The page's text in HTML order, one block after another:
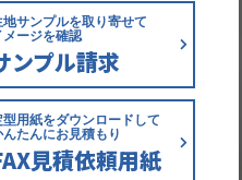
地サンプルを取り寄せて
メージを確認
ンプル請求
型用紙をダウンロードして
んたんにお見積もり
見積依頼用紙